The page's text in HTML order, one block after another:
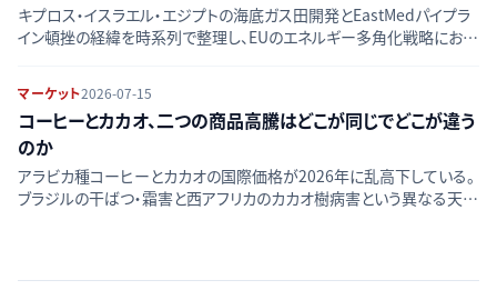
キプロス・イスラエル・エジプトの海底ガス田開発とEastMedパイプラ
イン頓挫の経緯を時系列で整理し、EUのエネルギー多角化戦略におけ
マーケット2026-07-15
コーヒーとカカオ、二つの商品高騰はどこが同じでどこが違う
のか
アラビカ種コーヒーとカカオの国際価格が2026年に乱高下している。
ブラジルの干ばつ・霜害と西アフリカのカカオ樹病害という異なる天候